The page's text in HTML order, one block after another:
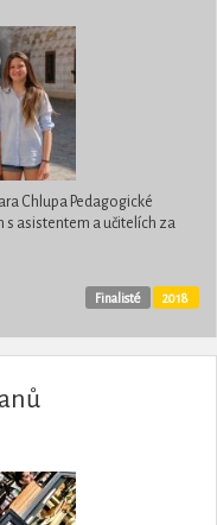
Chlupa Pedagogické
s asistentem a učitelích za
2018
Finalisté